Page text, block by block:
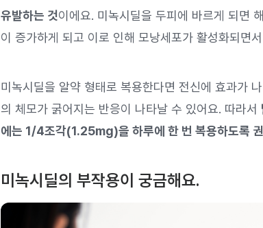
유발하는 것이에요. 미녹시딜을 두피에 바르게 되면
이 증가하게 되고 이로 인해 모낭세포가 활성화되면
미녹시딜을 알약 형태로 복용한다면 전신에 효과가
의 체모가 굵어지는 반응이 나타날 수 있어요. 따라서
에는 1/4조각(1.25mg)을 하루에 한 번 복용하도록
미녹시딜의 부작용이 궁금해요.